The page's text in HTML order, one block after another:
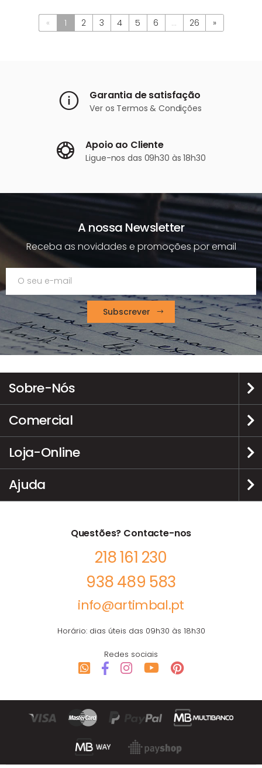
« 1 2 3 4 5 6 ... 26 »
Garantia de satisfação
Ver os Termos & Condições
Apoio ao Cliente
Ligue-nos das 09h30 às 18h30
A nossa Newsletter
Receba as novidades e promoções por email
Subscrever
Sobre-Nós
Comercial
Loja-Online
Ajuda
Questões? Contacte-nos
218 161 230
938 489 583
info@artimbal.pt
Horário: dias úteis das 09h30 às 18h30
Redes sociais